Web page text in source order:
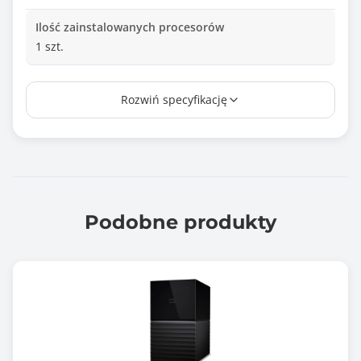
Ilość zainstalowanych procesorów
1 szt.
Ilość pamięci RAM [GB]
Maksymalna ilość pamięci RAM [GB]
Rozwiń specyfikację
Podobne produkty